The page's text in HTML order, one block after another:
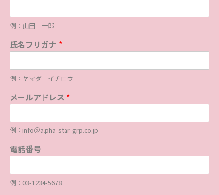
例：山田 一郎
氏名フリガナ *
例：ヤマダ イチロウ
メールアドレス *
例：info＠alpha-star-grp.co.jp
電話番号
例：03-1234-5678